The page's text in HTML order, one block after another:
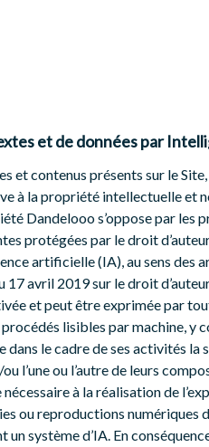
et de données par
contenus présents sur le
à la propriété intellectuelle et
Dandelooo s’oppose par les
protégées par le droit
artificielle (IA), au sens
avril 2019 sur le droit
et peut être exprimée par
lisibles par machine, y
dans le cadre de ses
l’une ou l’autre de leurs
à la réalisation de
ou reproductions
système d’IA. En